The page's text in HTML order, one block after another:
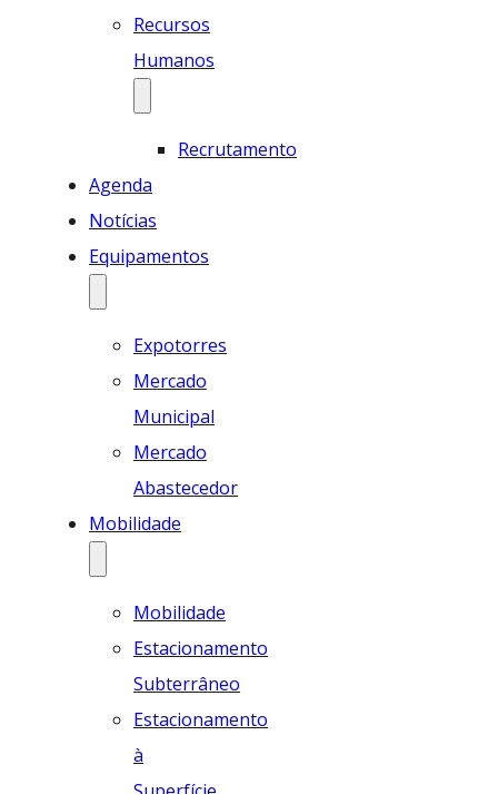
Recursos
Humanos
Recrutamento
Agenda
Notícias
Equipamentos
Expotorres
Mercado
Municipal
Mercado
Abastecedor
Mobilidade
Mobilidade
Estacionamento
Subterrâneo
Estacionamento
à